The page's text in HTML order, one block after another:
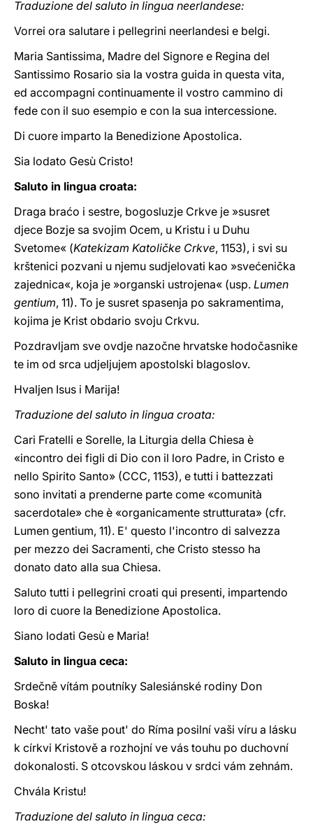
Traduzione del saluto in lingua neerlandese:
Vorrei ora salutare i pellegrini neerlandesi e belgi.
Maria Santissima, Madre del Signore e Regina del
Santissimo Rosario sia la vostra guida in questa vita,
ed accompagni continuamente il vostro cammino di
fede con il suo esempio e con la sua intercessione.
Di cuore imparto la Benedizione Apostolica.
Sia lodato Gesù Cristo!
Saluto in lingua croata:
Draga braćo i sestre, bogosluzje Crkve je »susret
djece Bozje sa svojim Ocem, u Kristu i u Duhu
Svetome« (Katekizam Katoličke Crkve, 1153), i svi su
krštenici pozvani u njemu sudjelovati kao »svećenička
zajednica«, koja je »organski ustrojena« (usp. Lumen
gentium, 11). To je susret spasenja po sakramentima,
kojima je Krist obdario svoju Crkvu.
Pozdravljam sve ovdje nazočne hrvatske hodočasnike
te im od srca udjeljujem apostolski blagoslov.
Hvaljen Isus i Marija!
Traduzione del saluto in lingua croata:
Cari Fratelli e Sorelle, la Liturgia della Chiesa è
«incontro dei figli di Dio con il loro Padre, in Cristo e
nello Spirito Santo» (CCC, 1153), e tutti i battezzati
sono invitati a prenderne parte come «comunità
sacerdotale» che è «organicamente strutturata» (cfr.
Lumen gentium, 11). E' questo l'incontro di salvezza
per mezzo dei Sacramenti, che Cristo stesso ha
donato dato alla sua Chiesa.
Saluto tutti i pellegrini croati qui presenti, impartendo
loro di cuore la Benedizione Apostolica.
Siano lodati Gesù e Maria!
Saluto in lingua ceca:
Srdečně vítám poutníky Salesiánské rodiny Don
Boska!
Necht' tato vaše pout' do Ríma posilní vaši víru a lásku
k církvi Kristově a rozhojní ve vás touhu po duchovní
dokonalosti. S otcovskou láskou v srdci vám zehnám.
Chvála Kristu!
Traduzione del saluto in lingua ceca: